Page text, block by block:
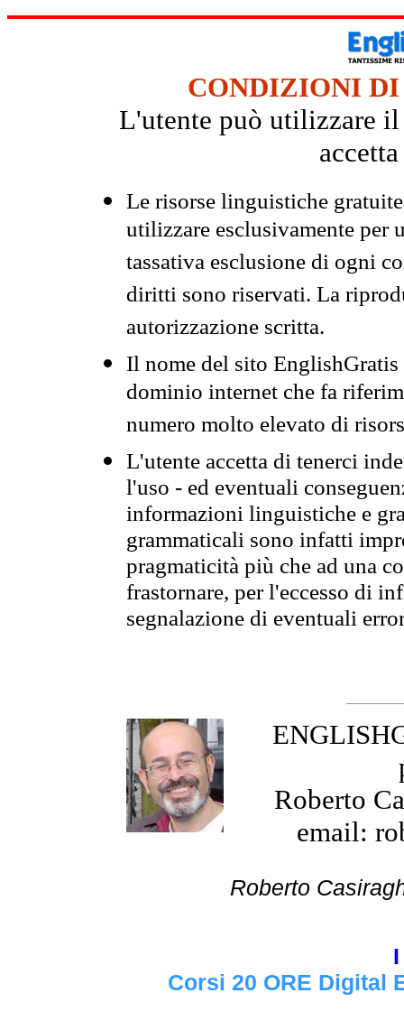
CONDIZIONI DI
L'utente può utilizzare il
Le risorse linguistiche
utilizzare esclusivamente per
tassativa esclusione di ogni
diritti sono riservati. La
autorizzazione scritta.
Il nome del sito
dominio internet che fa
numero molto elevato di
L'utente accetta di tenerci
l'uso - ed eventuali
informazioni linguistiche e
grammaticali sono infatti
pragmaticità più che ad una
frastornare, per l'eccesso di
segnalazione di eventuali
Roberto
email:
Roberto
Corsi 20 ORE Digital